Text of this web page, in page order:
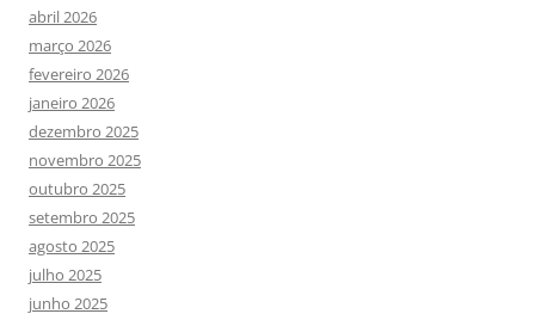
abril 2026
março 2026
fevereiro 2026
janeiro 2026
dezembro 2025
novembro 2025
outubro 2025
setembro 2025
agosto 2025
julho 2025
junho 2025